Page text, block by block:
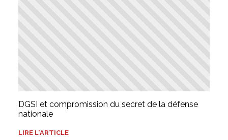
DGSI et compromission du secret de la défense
nationale
LIRE L'ARTICLE